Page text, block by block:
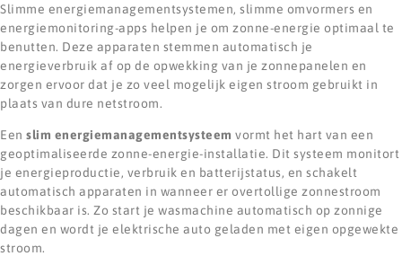
Slimme energiemanagementsystemen, slimme omvormers en
energiemonitoring-apps helpen je om zonne-energie optimaal te
benutten. Deze apparaten stemmen automatisch je
energieverbruik af op de opwekking van je zonnepanelen en
zorgen ervoor dat je zo veel mogelijk eigen stroom gebruikt in
plaats van dure netstroom.
Een slim energiemanagementsysteem vormt het hart van een
geoptimaliseerde zonne-energie-installatie. Dit systeem monitort
je energieproductie, verbruik en batterijstatus, en schakelt
automatisch apparaten in wanneer er overtollige zonnestroom
beschikbaar is. Zo start je wasmachine automatisch op zonnige
dagen en wordt je elektrische auto geladen met eigen opgewekte
stroom.